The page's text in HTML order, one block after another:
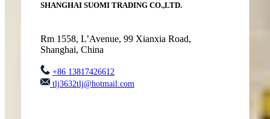
SHANGHAI SUOMI TRADING CO.,LTD.
Rm 1558, L’Avenue, 99 Xianxia Road,
Shanghai, China
+86 13817426612
tlj3632tlj@hotmail.com